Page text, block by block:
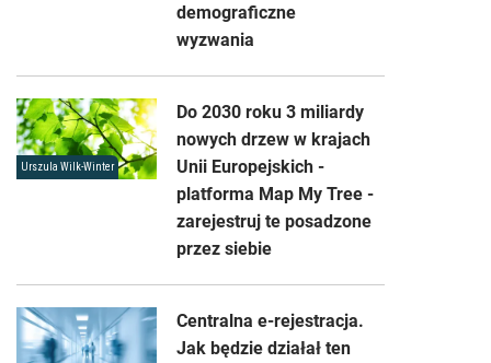
demograficzne
wyzwania
Urszula Wilk-Winter
Do 2030 roku 3 miliardy
nowych drzew w krajach
Unii Europejskich -
platforma Map My Tree -
zarejestruj te posadzone
przez siebie
Centralna e-rejestracja.
Jak będzie działał ten